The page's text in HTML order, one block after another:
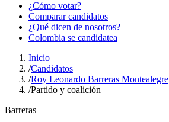
¿Cómo votar?
Comparar candidatos
¿Qué dicen de nosotros?
Colombia se candidatea
Inicio
/Candidatos
/Roy Leonardo Barreras Montealegre
/Partido y coalición
Barreras